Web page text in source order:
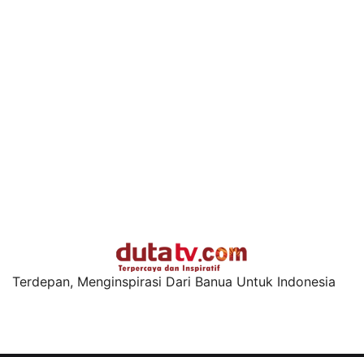
Terdepan, Menginspirasi Dari Banua Untuk Indonesia